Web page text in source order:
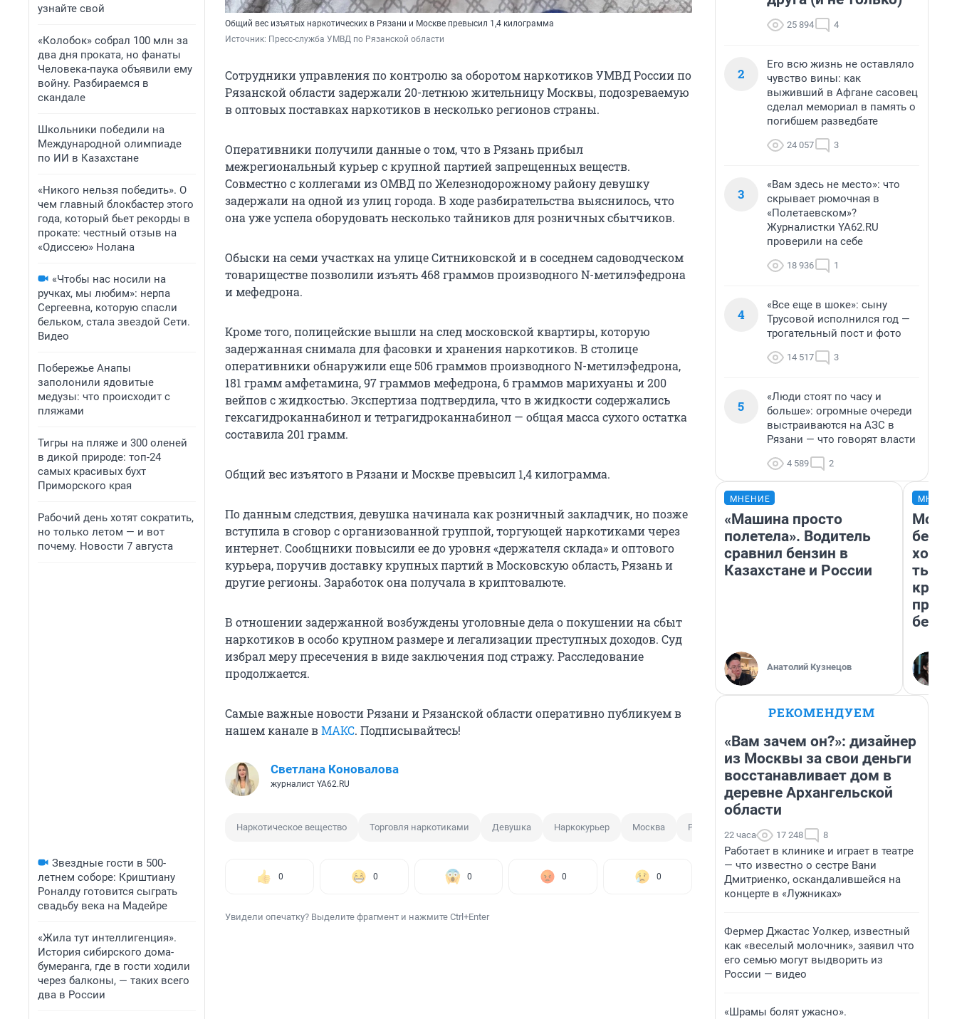
узнайте свой
«Колобок» собрал 100 млн за
два дня проката, но фанаты
Человека-паука объявили ему
войну. Разбираемся в
скандале
Школьники победили на
Международной олимпиаде
по ИИ в Казахстане
«Никого нельзя победить». О
чем главный блокбастер этого
года, который бьет рекорды в
прокате: честный отзыв на
«Одиссею» Нолана
«Чтобы нас носили на
ручках, мы любим»: нерпа
Сергеевна, которую спасли
бельком, стала звездой Сети.
Видео
Побережье Анапы
заполонили ядовитые
медузы: что происходит с
пляжами
Тигры на пляже и 300 оленей
в дикой природе: топ-24
самых красивых бухт
Приморского края
Рабочий день хотят сократить,
но только летом — и вот
почему. Новости 7 августа
Звездные гости в 500-
летнем соборе: Криштиану
Роналду готовится сыграть
свадьбу века на Мадейре
«Жила тут интеллигенция».
История сибирского дома-
бумеранга, где в гости ходили
через балконы, — таких всего
два в России
Общий вес изъятых наркотических в Рязани и Москве превысил 1,4 килограмма
Источник: Пресс-служба УМВД по Рязанской области
Сотрудники управления по контролю за оборотом наркотиков УМВД России по
Рязанской области задержали 20-летнюю жительницу Москвы, подозреваемую
в оптовых поставках наркотиков в несколько регионов страны.
Оперативники получили данные о том, что в Рязань прибыл
межрегиональный курьер с крупной партией запрещенных веществ.
Совместно с коллегами из ОМВД по Железнодорожному району девушку
задержали на одной из улиц города. В ходе разбирательства выяснилось, что
она уже успела оборудовать несколько тайников для розничных сбытчиков.
Обыски на семи участках на улице Ситниковской и в соседнем садоводческом
товариществе позволили изъять 468 граммов производного N-метилэфедрона
и мефедрона.
Кроме того, полицейские вышли на след московской квартиры, которую
задержанная снимала для фасовки и хранения наркотиков. В столице
оперативники обнаружили еще 506 граммов производного N-метилэфедрона,
181 грамм амфетамина, 97 граммов мефедрона, 6 граммов марихуаны и 200
вейпов с жидкостью. Экспертиза подтвердила, что в жидкости содержались
гексагидроканнабинол и тетрагидроканнабинол — общая масса сухого остатка
составила 201 грамм.
Общий вес изъятого в Рязани и Москве превысил 1,4 килограмма.
По данным следствия, девушка начинала как розничный закладчик, но позже
вступила в сговор с организованной группой, торгующей наркотиками через
интернет. Сообщники повысили ее до уровня «держателя склада» и оптового
курьера, поручив доставку крупных партий в Московскую область, Рязань и
другие регионы. Заработок она получала в криптовалюте.
В отношении задержанной возбуждены уголовные дела о покушении на сбыт
наркотиков в особо крупном размере и легализации преступных доходов. Суд
избрал меру пресечения в виде заключения под стражу. Расследование
продолжается.
Самые важные новости Рязани и Рязанской области оперативно публикуем в
нашем канале вМАКС. Подписывайтесь!
Светлана Коновалова
журналист YA62.RU
Наркотическое вещество Торговля наркотиками Девушка Наркокурьер Москва Рязань Полиция Задержание
0 0 0 0 0
Увидели опечатку? Выделите фрагмент и нажмите Ctrl+Enter
25 894 4
2
Его всю жизнь не оставляло
чувство вины: как
выживший в Афгане сасовец
сделал мемориал в память о
погибшем разведбате
24 057 3
3
«Вам здесь не место»: что
скрывает рюмочная в
«Полетаевском»?
Журналистки YA62.RU
проверили на себе
18 936 1
4
«Все еще в шоке»: сыну
Трусовой исполнился год —
трогательный пост и фото
14 517 3
5
«Люди стоят по часу и
больше»: огромные очереди
выстраиваются на АЗС в
Рязани — что говорят власти
4 589 2
МНЕНИЕ
«Машина просто
полетела». Водитель
сравнил бензин в
Казахстане и России
Анатолий Кузнецов
Мой
РЕКОМЕНДУЕМ
«Вам зачем он?»: дизайнер
из Москвы за свои деньги
восстанавливает дом в
деревне Архангельской
области
22 часа 17 248 8
Работает в клинике и играет в театре
— что известно о сестре Вани
Дмитриенко, оскандалившейся на
концерте в «Лужниках»
Фермер Джастас Уолкер, известный
как «веселый молочник», заявил что
его семью могут выдворить из
России — видео
«Шрамы болят ужасно».